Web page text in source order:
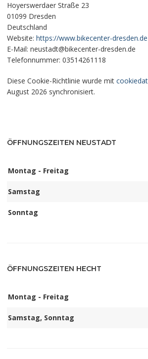
Hoyerswerdaer Straße 23
01099 Dresden
Deutschland
Website: https://www.bikecenter-dresden.de
E-Mail: neustadt@bikecenter-dresden.de
Telefonnummer: 03514261118
Diese Cookie-Richtlinie wurde mit
August 2026 synchronisiert.
ÖFFNUNGSZEITEN NEUSTADT
Montag - Freitag
Samstag
Sonntag
ÖFFNUNGSZEITEN HECHT
Montag - Freitag
Samstag, Sonntag